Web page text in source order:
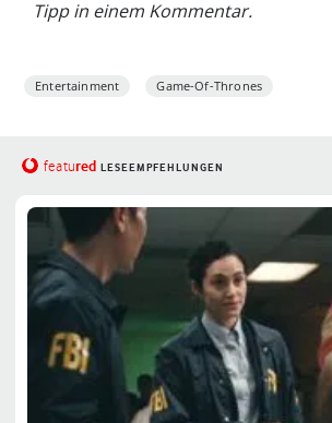
Tipp in einem Kommentar.
Entertainment Game-Of-Thrones
featured LESEEMPFEHLUNGEN